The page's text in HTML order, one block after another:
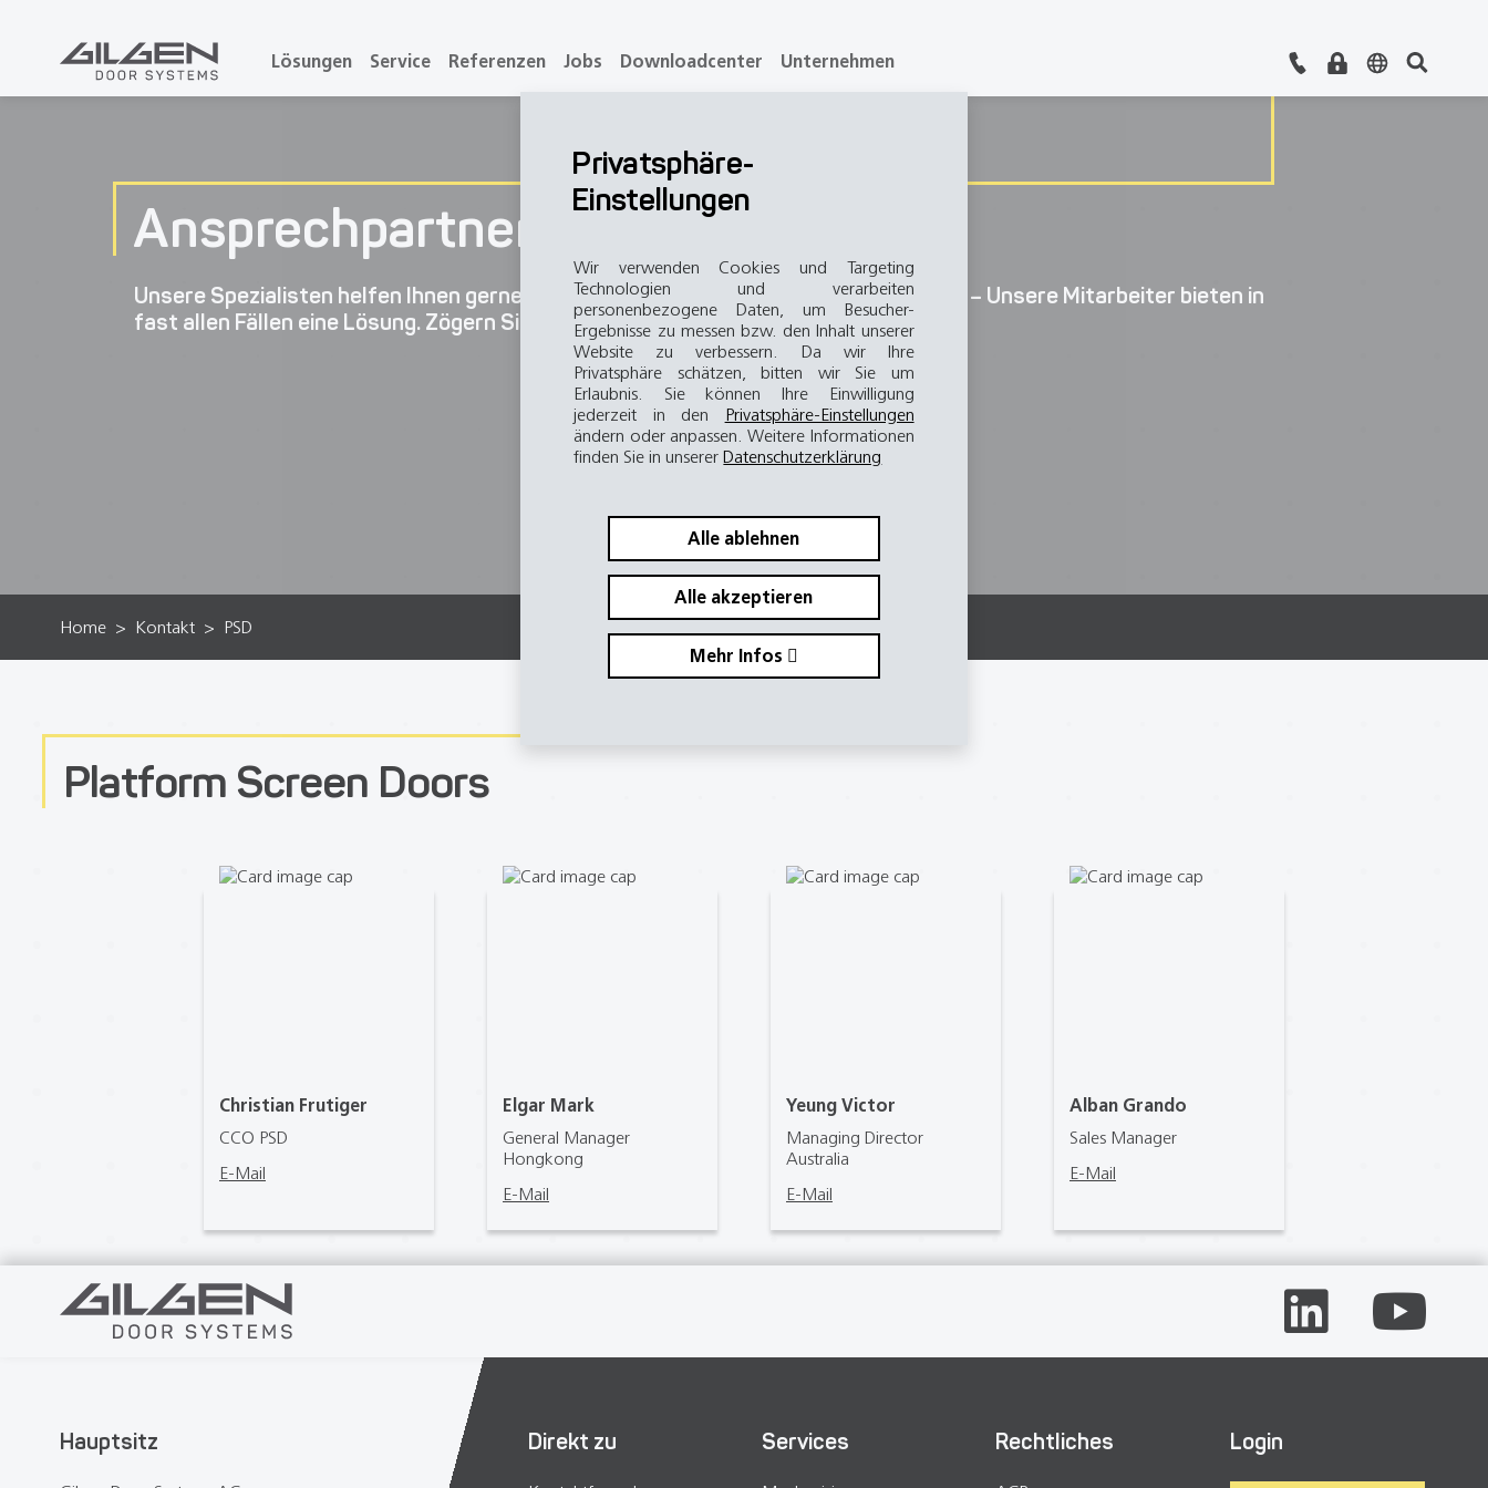
Privatsphäre-
Einstellungen
Wir verwenden Cookies und Targeting
Technologien und verarbeiten
personenbezogene Daten, um Besucher-
Ergebnisse zu messen bzw. den Inhalt unserer
Website zu verbessern. Da wir Ihre
Privatsphäre schätzen, bitten wir Sie um
Erlaubnis. Sie können Ihre Einwilligung
jederzeit in den Privatsphäre-Einstellungen
ändern oder anpassen. Weitere Informationen
finden Sie in unsererDatenschutzerklärung
Alle ablehnen
Alle akzeptieren
Mehr Infos
Lösungen Service Referenzen Jobs Downloadcenter Unternehmen
Ansprechpartner PSD
Unsere Spezialisten helfen Ihnen gerne weiter. Fragen, Anliegen, Probleme, Wünsche – Unsere Mitarbeiter bieten in
fast allen Fällen eine Lösung. Zögern Sie also nicht, uns zu kontaktieren.
Home Kontakt PSD
Platform Screen Doors
Christian Frutiger
CCO PSD
E-Mail
Elgar Mark
General Manager
Hongkong
E-Mail
Yeung Victor
Managing Director
Australia
E-Mail
Alban Grando
Sales Manager
E-Mail
Hauptsitz Direkt zu Services Rechtliches Login